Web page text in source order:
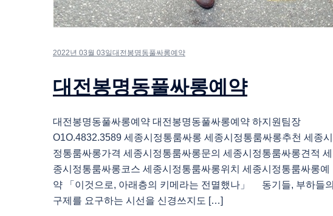
2022년 03월 03일대전봉명동풀싸롱예약
대전봉명동풀싸롱예약
대전봉명동풀싸롱예약 대전봉명동풀싸롱예약 하지원팀장
O1O.4832.3589 세종시정통룸싸롱 세종시정통룸싸롱추천 세종시
정통룸싸롱가격 세종시정통룸싸롱문의 세종시정통룸싸롱견적 세
종시정통룸싸롱코스 세종시정통룸싸롱위치 세종시정통룸싸롱예
약 「이것으로, 아래층의 키메라는 전멸했나」 동기들, 부하들의
구제를 요구하는 시선을 신경쓰지도 […]